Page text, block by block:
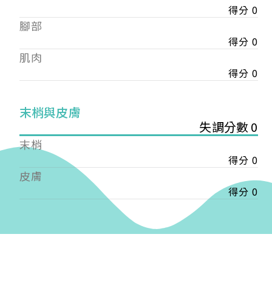
得分 0
腳部
得分 0
肌肉
得分 0
末梢與皮膚
失調分數 0
末梢
得分 0
皮膚
得分 0
【會費】
入會費新臺幣1200元，於會員入會時繳納；常年會
費1200元，於每年度繳納。
入會費新臺幣3000元，於會員入會時繳納；常年會
費3000元，於每年度繳納。
戶名: 社團法人台灣自律神經健康培訓暨發展協會
帳號: 003-03-501566-2
銀行: (013) 國泰世華 南京東路分行